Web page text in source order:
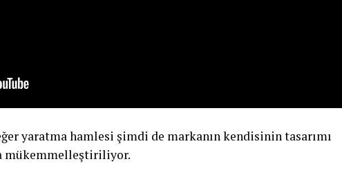
yaratma hamlesi şimdi de markanın kendisinin tasarımı
mükemmelleştiriliyor.